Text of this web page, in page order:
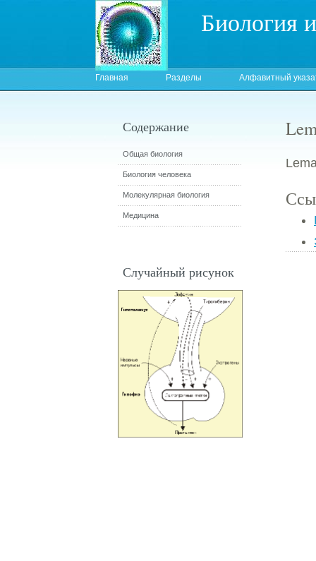
Биология
Главная Разделы Алфавитный
Содержание
Общая биология
Биология человека
Молекулярная биология
Медицина
Случайный рисунок